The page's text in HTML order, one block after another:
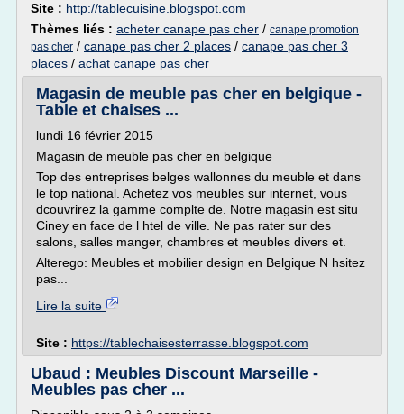
Site : http://tablecuisine.blogspot.com
Thèmes liés : acheter canape pas cher / canape promotion
pas cher / canape pas cher 2 places / canape pas cher 3
places / achat canape pas cher
Magasin de meuble pas cher en belgique -
Table et chaises ...
lundi 16 février 2015
Magasin de meuble pas cher en belgique
Top des entreprises belges wallonnes du meuble et dans
le top national. Achetez vos meubles sur internet, vous
dcouvrirez la gamme complte de. Notre magasin est situ
Ciney en face de l htel de ville. Ne pas rater sur des
salons, salles manger, chambres et meubles divers et.
Alterego: Meubles et mobilier design en Belgique N hsitez
pas...
Lire la suite
Site : https://tablechaisesterrasse.blogspot.com
Ubaud : Meubles Discount Marseille -
Meubles pas cher ...